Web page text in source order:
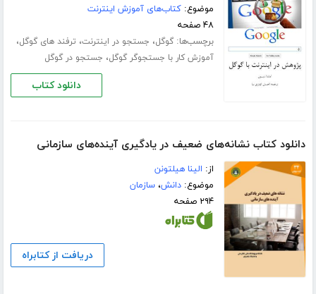
موضوع:کتاب‌های آموزش اینترنت
۴۸ صفحه
برچسب‌ها:گوگل، جستجو در اینترنت، ترفند های گوگل،
آموزش کار با جستجوگر گوگل، جستجو در گوگل
دانلود کتاب
دانلود کتاب نشانه‌های ضعیف در یادگیری آینده‌های سازمانی
از: الینا هیلتونن
موضوع:دانش،سازمان
۲۹۴ صفحه
دریافت از کتابراه